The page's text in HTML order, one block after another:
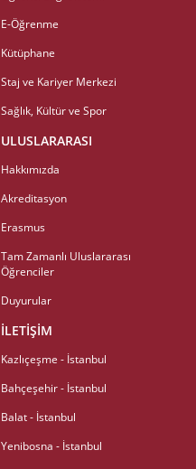
E-Öğrenme
Kütüphane
Staj ve Kariyer Merkezi
Sağlık, Kültür ve Spor
ULUSLARARASI
Hakkımızda
Akreditasyon
Erasmus
Tam Zamanlı Uluslararası
Öğrenciler
Duyurular
İLETİŞİM
Kazlıçeşme - İstanbul
Bahçeşehir - İstanbul
Balat - İstanbul
Yenibosna - İstanbul